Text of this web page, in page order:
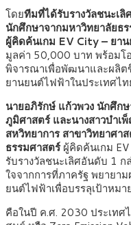
โดยทีมที่ได้รับรางวัลชนะเ
นักศึกษาจากมหาวิทยาลัยธ
ผู้คิดค้นเกม EV City – ยา
มูลค่า 50,000 บาท พร้อมโ
พิจารณาเพื่อพัฒนาและผลิตขึ้
ยานยนต์ไฟฟ้าในประเทศไ
นาย​อภิรักษ์​ แก้วพวง นักศึ
ภูมิศาสตร์ และนางสาวบำ​เ
สหวิทยาการ​ สาขาวิทยาศา
ธรรมศาสตร์​ผู้คิดค้นเกม
รับรางวัลชนะเลิศอันดับ 1 ก
ใจจากการที่ภาครัฐ พยายา
ยนต์ไฟฟ้าเพื่อบรรลุเป้าหม
คือในปี ค.ศ. 2030 ประเท